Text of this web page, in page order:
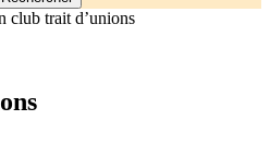
club trait d’unions